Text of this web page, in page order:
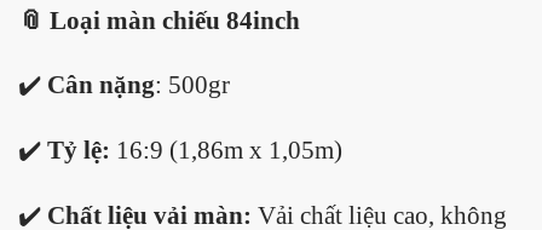
📎 Loại màn chiếu 84inch
✔️ Cân nặng: 500gr
✔️ Tỷ lệ: 16:9 (1,86m x 1,05m)
✔️ Chất liệu vải màn: Vải chất liệu cao, không